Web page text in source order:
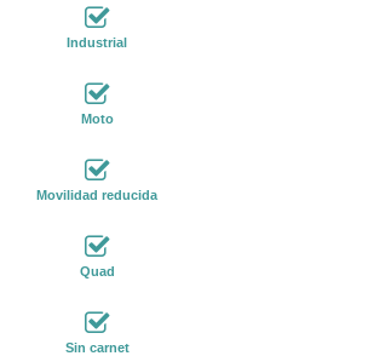
Industrial
Moto
Movilidad reducida
Quad
Sin carnet